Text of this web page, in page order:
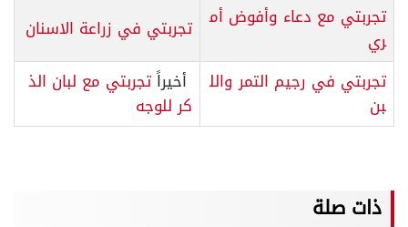
تجربتي مع دعاء وأفوض أم
ري
تجربتي في زراعة الاسنان
تجربتي في رجيم التمر والل
بن
أخيراًتجربتي مع لبان الذ
كر للوجه
ذات صلة